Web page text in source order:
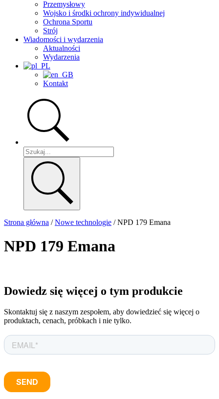
Przemysłowy
Wojsko i środki ochrony indywidualnej
Ochrona Sportu
Strój
Wiadomości i wydarzenia
Aktualności
Wydarzenia
Kontakt
Strona główna /Nowe technologie / NPD 179 Emana
NPD 179 Emana
Dowiedz się więcej o tym produkcie
Skontaktuj się z naszym zespołem, aby dowiedzieć się więcej o
produktach, cenach, próbkach i nie tylko.